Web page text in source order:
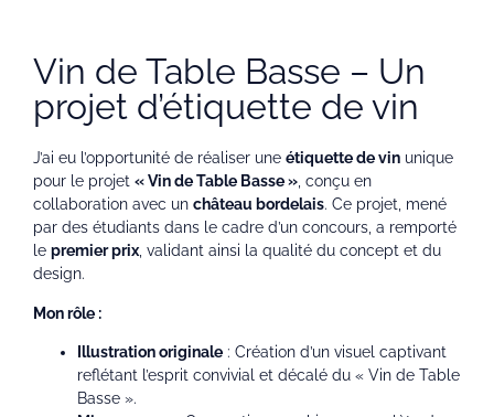
Vin de Table Basse – Un
projet d’étiquette de vin
J’ai eu l’opportunité de réaliser une étiquette de vin unique
pour le projet « Vin de Table Basse », conçu en
collaboration avec un château bordelais. Ce projet, mené
par des étudiants dans le cadre d’un concours, a remporté
le premier prix, validant ainsi la qualité du concept et du
design.
Mon rôle :
Illustration originale : Création d’un visuel captivant
reflétant l’esprit convivial et décalé du « Vin de Table
Basse ».